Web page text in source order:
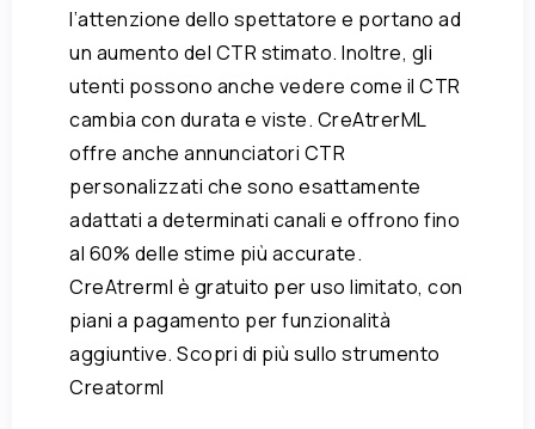
l’attenzione dello spettatore e portano ad
un aumento del CTR stimato. Inoltre, gli
utenti possono anche vedere come il CTR
cambia con durata e viste. CreAtrerML
offre anche annunciatori CTR
personalizzati che sono esattamente
adattati a determinati canali e offrono fino
al 60% delle stime più accurate.
CreAtrerml è gratuito per uso limitato, con
piani a pagamento per funzionalità
aggiuntive. Scopri di più sullo strumento
Creatorml